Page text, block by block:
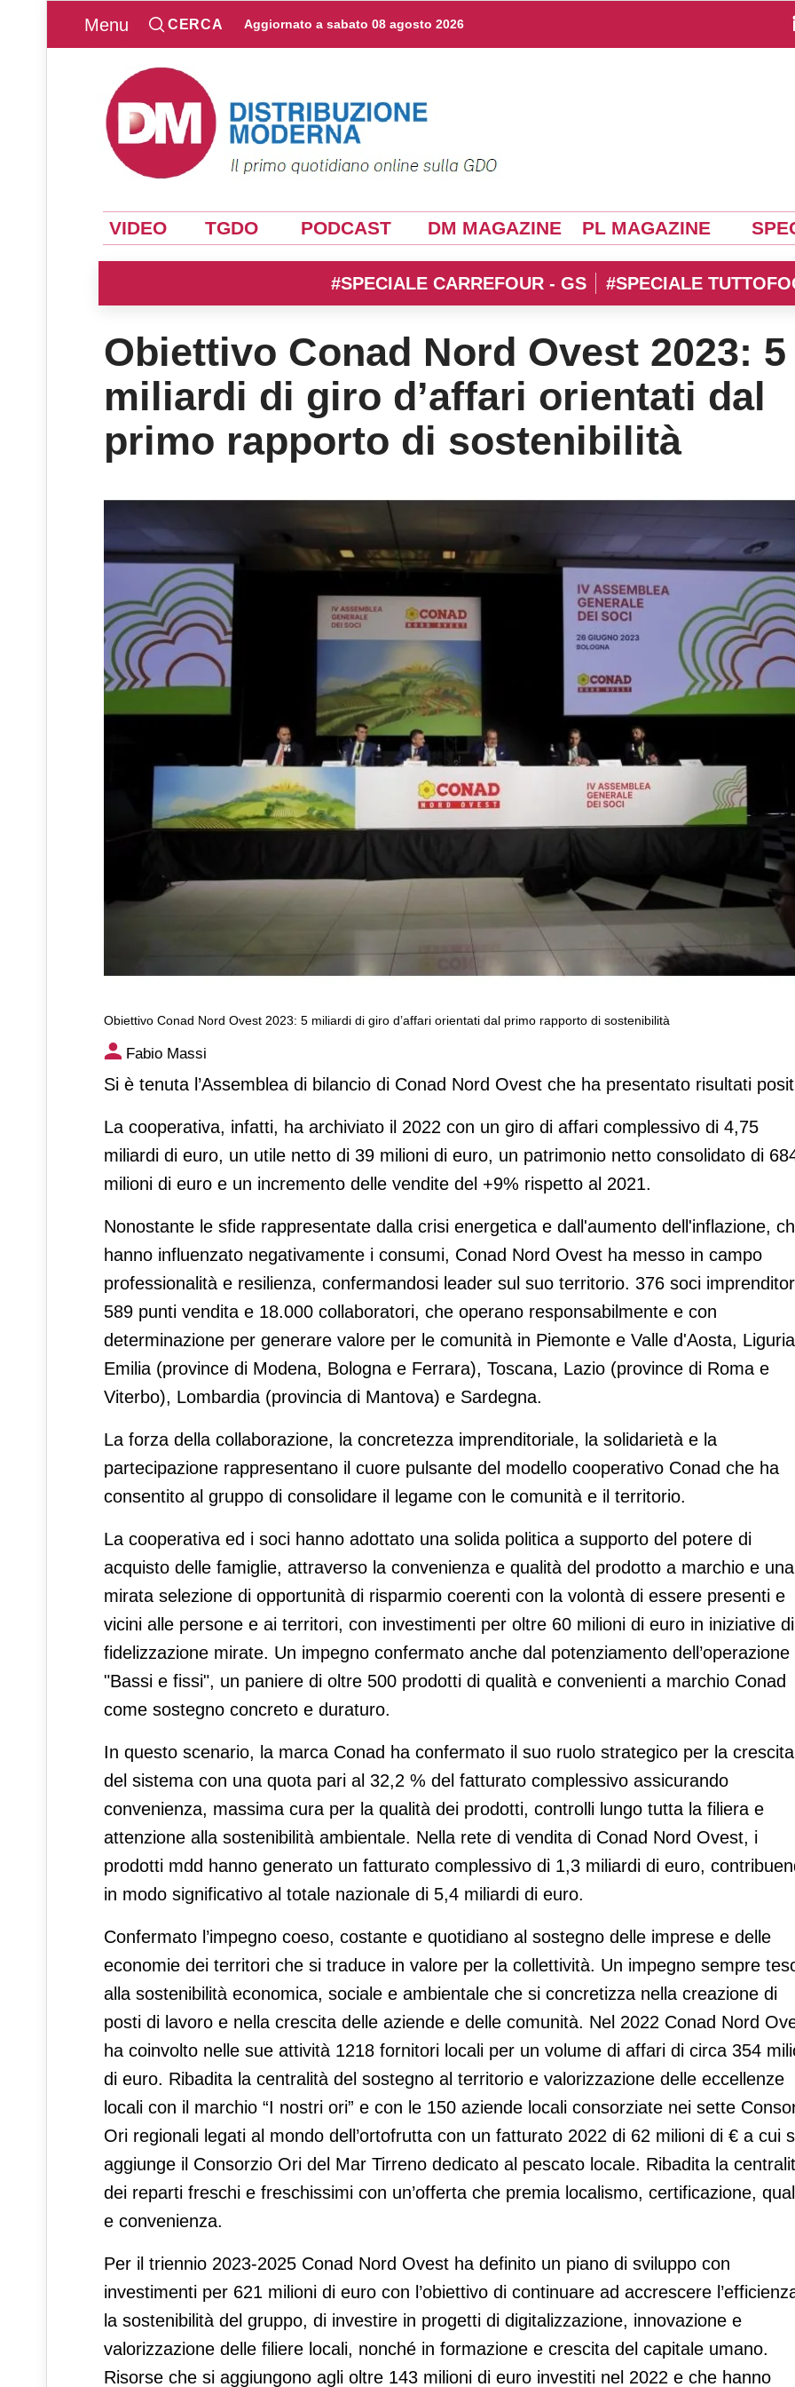
Menu CERCA Aggiornato a sabato 08 agosto 2026
VIDEO TGDO PODCAST DM MAGAZINE PL MAGAZINE
#SPECIALE CARREFOUR - GS #SPECIALE
Obiettivo Conad Nord Ovest 2023: 5
miliardi di giro d’affari orientati dal
primo rapporto di sostenibilità
Obiettivo Conad Nord Ovest 2023: 5 miliardi di giro d’affari orientati dal primo rapporto di sostenibilità
Obiettivo Conad Nord Ovest 2023: 5 miliardi di giro d’affari orientati
dal primo rapporto di sostenibilità
Fabio Massi
Si è tenuta l’Assemblea di bilancio di Conad Nord Ovest che ha presentato risultati
La cooperativa, infatti, ha archiviato il 2022 con un giro di affari complessivo di 4,75
miliardi di euro, un utile netto di 39 milioni di euro, un patrimonio netto consolidato di
milioni di euro e un incremento delle vendite del +9% rispetto al 2021.
Nonostante le sfide rappresentate dalla crisi energetica e dall'aumento dell'inflazione,
hanno influenzato negativamente i consumi, Conad Nord Ovest ha messo in campo
professionalità e resilienza, confermandosi leader sul suo territorio. 376 soci
589 punti vendita e 18.000 collaboratori, che operano responsabilmente e con
determinazione per generare valore per le comunità in Piemonte e Valle d'Aosta,
Emilia (province di Modena, Bologna e Ferrara), Toscana, Lazio (province di Roma e
Viterbo), Lombardia (provincia di Mantova) e Sardegna.
La forza della collaborazione, la concretezza imprenditoriale, la solidarietà e la
partecipazione rappresentano il cuore pulsante del modello cooperativo Conad che ha
consentito al gruppo di consolidare il legame con le comunità e il territorio.
La cooperativa ed i soci hanno adottato una solida politica a supporto del potere di
acquisto delle famiglie, attraverso la convenienza e qualità del prodotto a marchio e una
mirata selezione di opportunità di risparmio coerenti con la volontà di essere presenti e
vicini alle persone e ai territori, con investimenti per oltre 60 milioni di euro in iniziative di
fidelizzazione mirate. Un impegno confermato anche dal potenziamento dell’operazione
"Bassi e fissi", un paniere di oltre 500 prodotti di qualità e convenienti a marchio Conad
come sostegno concreto e duraturo.
In questo scenario, la marca Conad ha confermato il suo ruolo strategico per la crescita
del sistema con una quota pari al 32,2 % del fatturato complessivo assicurando
convenienza, massima cura per la qualità dei prodotti, controlli lungo tutta la filiera e
attenzione alla sostenibilità ambientale. Nella rete di vendita di Conad Nord Ovest, i
prodotti mdd hanno generato un fatturato complessivo di 1,3 miliardi di euro,
in modo significativo al totale nazionale di 5,4 miliardi di euro.
Confermato l’impegno coeso, costante e quotidiano al sostegno delle imprese e delle
economie dei territori che si traduce in valore per la collettività. Un impegno sempre
alla sostenibilità economica, sociale e ambientale che si concretizza nella creazione di
posti di lavoro e nella crescita delle aziende e delle comunità. Nel 2022 Conad Nord
ha coinvolto nelle sue attività 1218 fornitori locali per un volume di affari di circa 354
di euro. Ribadita la centralità del sostegno al territorio e valorizzazione delle eccellenze
locali con il marchio “I nostri ori” e con le 150 aziende locali consorziate nei sette
Ori regionali legati al mondo dell’ortofrutta con un fatturato 2022 di 62 milioni di € a cui
aggiunge il Consorzio Ori del Mar Tirreno dedicato al pescato locale. Ribadita la
dei reparti freschi e freschissimi con un’offerta che premia localismo, certificazione,
e convenienza.
Per il triennio 2023-2025 Conad Nord Ovest ha definito un piano di sviluppo con
investimenti per 621 milioni di euro con l’obiettivo di continuare ad accrescere
la sostenibilità del gruppo, di investire in progetti di digitalizzazione, innovazione e
valorizzazione delle filiere locali, nonché in formazione e crescita del capitale umano.
Risorse che si aggiungono agli oltre 143 milioni di euro investiti nel 2022 e che hanno